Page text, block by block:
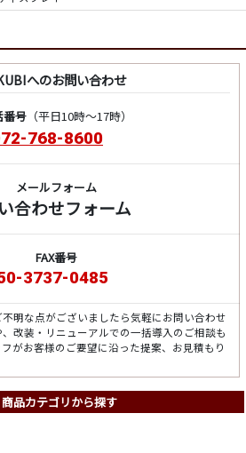
へのお問い合わせ
番号（平日10時～17時）
768-8600
メールフォーム
合わせフォーム
FAX番号
3737-0485
明な点がございましたら気軽にお問い合わせ
改装・リニューアルでの一括導入のご相談も
がお客様のご要望に沿った提案、お見積もり
商品カテゴリから探す